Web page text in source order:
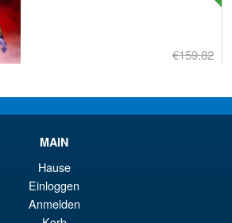
€159.82
VORBESTELLUNGEN
S.H.Figuarts Rebuild of
Evangelion Shinji Ikari Action
Figure
MAIN
Hause
Einloggen
Anmelden